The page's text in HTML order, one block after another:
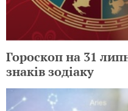
Гороскоп на 31
знаків зодіаку